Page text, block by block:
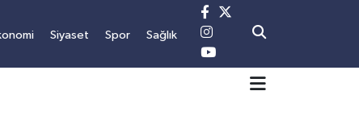
Siyaset Spor Sağlık